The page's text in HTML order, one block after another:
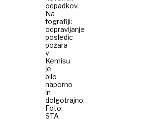
odpadkov.
Na
fografiji:
odpravljanje
posledic
požara
v
Kemisu
je
bilo
naporno
in
dolgotrajno.
Foto:
STA